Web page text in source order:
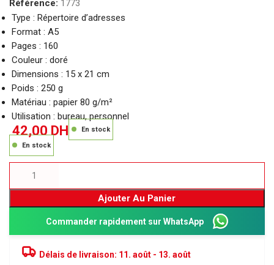
Référence: 1773
Type : Répertoire d’adresses
Format : A5
Pages : 160
Couleur : doré
Dimensions : 15 x 21 cm
Poids : 250 g
Matériau : papier 80 g/m²
Utilisation : bureau, personnel
42,00DH
En stock
En stock
Ajouter Au Panier
Commander rapidement sur WhatsApp
Délais de livraison: 11. août - 13. août